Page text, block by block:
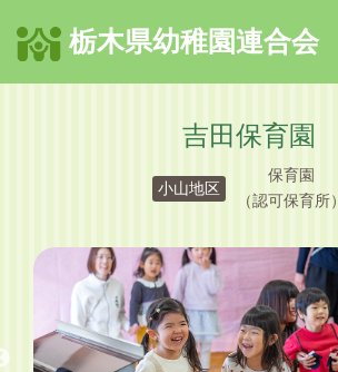
栃木県幼稚園連合会
吉田保育園
小山地区
保育園
（認可保育所）